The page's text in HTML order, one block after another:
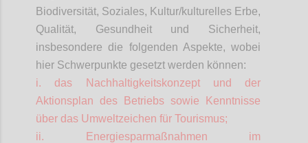
Biodiversität, Soziales, Kultur/kulturelles Erbe,
Qualität, Gesundheit und Sicherheit,
insbesondere die folgenden Aspekte, wobei
hier Schwerpunkte gesetzt werden können:
i. das Nachhaltigkeitskonzept und der
Aktionsplan des Betriebs sowie Kenntnisse
über das Umweltzeichen für Tourismus;
ii. Energiesparmaßnahmen im